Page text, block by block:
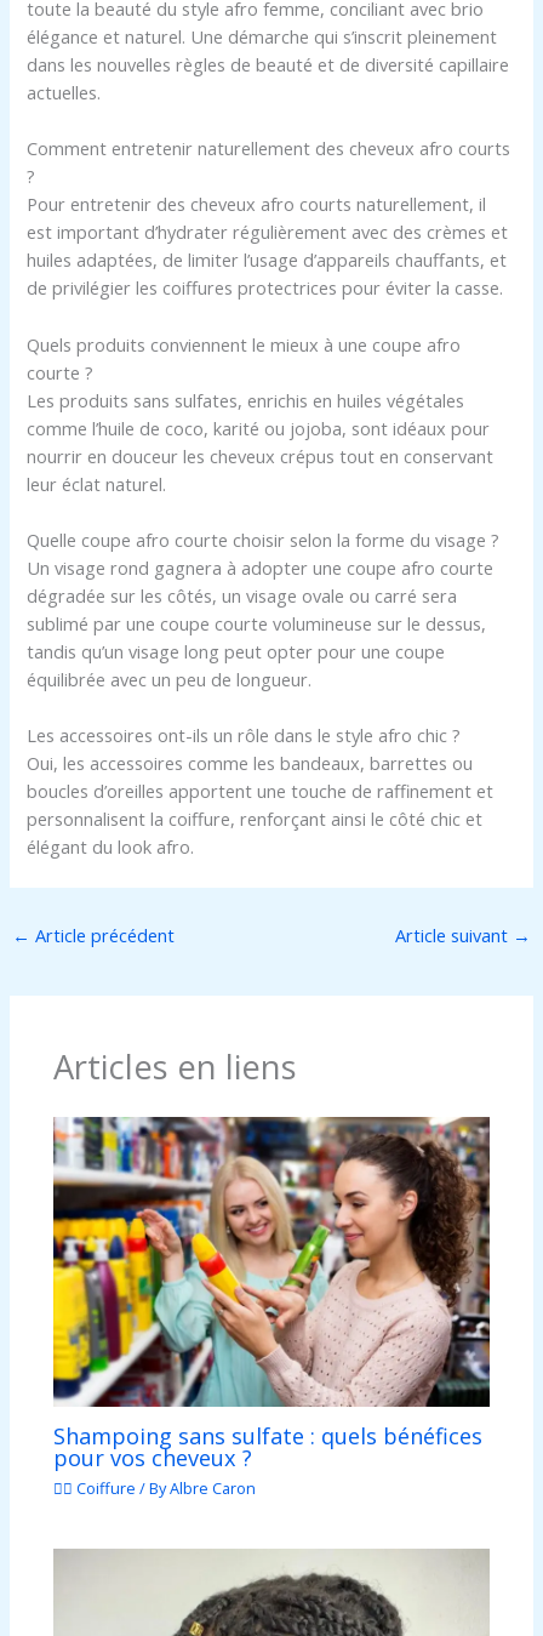
toute la beauté du style afro femme, conciliant avec brio
élégance et naturel. Une démarche qui s’inscrit pleinement
dans les nouvelles règles de beauté et de diversité capillaire
actuelles.
Comment entretenir naturellement des cheveux afro courts
?
Pour entretenir des cheveux afro courts naturellement, il
est important d’hydrater régulièrement avec des crèmes et
huiles adaptées, de limiter l’usage d’appareils chauffants, et
de privilégier les coiffures protectrices pour éviter la casse.
Quels produits conviennent le mieux à une coupe afro
courte ?
Les produits sans sulfates, enrichis en huiles végétales
comme l’huile de coco, karité ou jojoba, sont idéaux pour
nourrir en douceur les cheveux crépus tout en conservant
leur éclat naturel.
Quelle coupe afro courte choisir selon la forme du visage ?
Un visage rond gagnera à adopter une coupe afro courte
dégradée sur les côtés, un visage ovale ou carré sera
sublimé par une coupe courte volumineuse sur le dessus,
tandis qu’un visage long peut opter pour une coupe
équilibrée avec un peu de longueur.
Les accessoires ont-ils un rôle dans le style afro chic ?
Oui, les accessoires comme les bandeaux, barrettes ou
boucles d’oreilles apportent une touche de raffinement et
personnalisent la coiffure, renforçant ainsi le côté chic et
élégant du look afro.
← Article précédent Article suivant →
Articles en liens
Shampoing sans sulfate : quels bénéfices
pour vos cheveux ?
💇‍♀️ Coiffure / ByAlbre Caron